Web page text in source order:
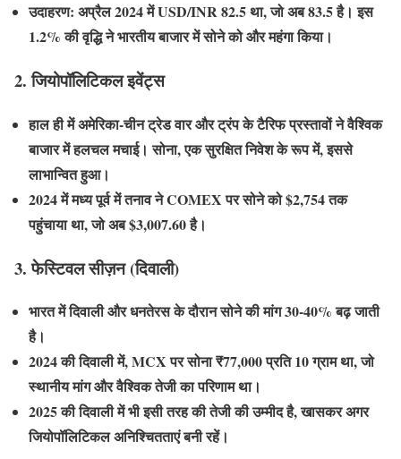
उदाहरण: अप्रैल 2024 में USD/INR 82.5 था, जो अब 83.5 है। इस
1.2% की वृद्धि ने भारतीय बाजार में सोने को और महंगा किया।
2. जियोपॉलिटिकल इवेंट्स
हाल ही में अमेरिका-चीन ट्रेड वार और ट्रंप के टैरिफ प्रस्तावों ने वैश्विक
बाजार में हलचल मचाई। सोना, एक सुरक्षित निवेश के रूप में, इससे
लाभान्वित हुआ।
2024 में मध्य पूर्व में तनाव ने COMEX पर सोने को $2,754 तक
पहुंचाया था, जो अब $3,007.60 है।
3. फेस्टिवल सीज़न (दिवाली)
भारत में दिवाली और धनतेरस के दौरान सोने की मांग 30-40% बढ़ जाती
है।
2024 की दिवाली में, MCX पर सोना ₹77,000 प्रति 10 ग्राम था, जो
स्थानीय मांग और वैश्विक तेजी का परिणाम था।
2025 की दिवाली में भी इसी तरह की तेजी की उम्मीद है, खासकर अगर
जियोपॉलिटिकल अनिश्चितताएं बनी रहें।